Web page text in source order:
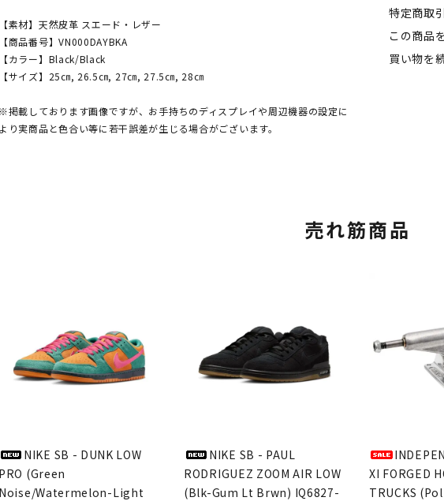
【素材】天然皮革 スエード・レザー
【商品番号】VN000DAYBKA
【カラー】Black/Black
【サイズ】25㎝, 26.5㎝, 27㎝, 27.5㎝, 28㎝
※掲載しております画像ですが、お手持ちのディスプレイや周辺機器の設定に
より実商品と色合い等に若干誤差が生じる場合がございます。
特定商取
この商品
買い物を
売れ筋商品
NIKE SB - DUNK LOW
PRO (Green
Noise/Watermelon-Light
NIKE SB - PAUL
RODRIGUEZ ZOOM AIR LOW
(Blk-Gum Lt Brwn) IQ6827-
XI FORGED
TRUCKS